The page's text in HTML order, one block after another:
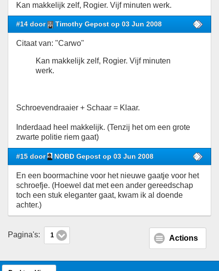
Kan makkelijk zelf, Rogier. Vijf minuten werk.
#14 door Timothy Gepost op 03 Jun 2008
Citaat van: "Carwo"
Kan makkelijk zelf, Rogier. Vijf minuten
werk.
Schroevendraaier + Schaar = Klaar.
Inderdaad heel makkelijk. (Tenzij het om een grote
zwarte politie riem gaat)
#15 door NOBD Gepost op 03 Jun 2008
En een boormachine voor het nieuwe gaatje voor het
schroefje. (Hoewel dat met een ander gereedschap
toch een stuk eleganter gaat, kwam ik al doende
achter.)
Pagina's: 1 Actions